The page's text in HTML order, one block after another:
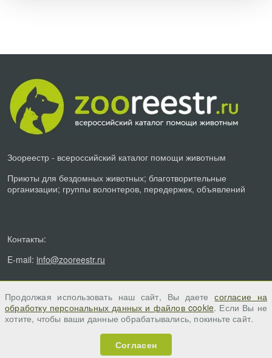
Зоореестр - всероссийский каталог помощи животным
Приюты для бездомных животных; благотворительные
организации; группы волонтеров, передержек, объявлений
Контакты:
E-mail: info@zooreestr.ru
Продолжая использовать наш сайт, Вы даетесогласие на
обработку персональных данных и файлов cookie. Если Вы не
хотите, чтобы ваши данные обрабатывались, покиньте сайт.
Согласен